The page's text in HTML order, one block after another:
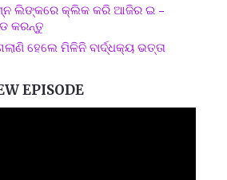
ଲିଙ୍କରେ କ୍ଲିକ କରି ଆଜିର ଇ –
କରନ୍ତୁ
ହେଲେ ମିଳିନି ବାର୍ଦ୍ଧକ୍ୟ ଭତ୍ତା
EPISODE